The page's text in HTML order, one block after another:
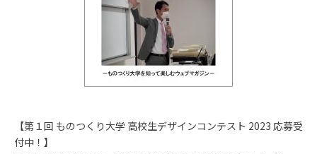
【第１回 ものつくり大学 高校生デザインコンテスト 2023 応募受
付中！】